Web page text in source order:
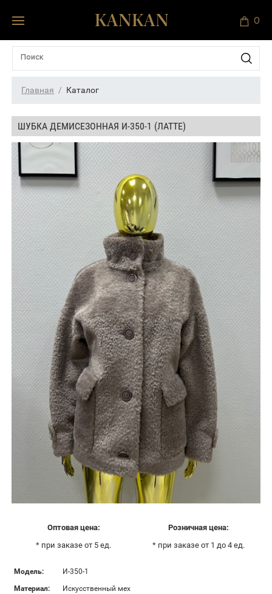
0
Главная Каталог
ШУБКА ДЕМИСЕЗОННАЯ И-350-1 (ЛАТТЕ)
Оптовая цена:
* при заказе от 5 ед.
Розничная цена:
* при заказе от 1 до 4 ед.
Модель:
И-350-1
Материал:
Искусственный мех